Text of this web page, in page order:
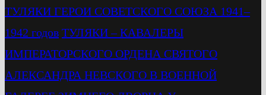
ТУЛЯКИ ГЕРОИ СОВЕТСКОГО СОЮЗА 1941–
1942 годов ТУЛЯКИ – КАВАЛЕРЫ
ИМПЕРАТОРСКОГО ОРДЕНА СВЯТОГО
АЛЕКСАНДРА НЕВСКОГО В ВОЕННОЙ